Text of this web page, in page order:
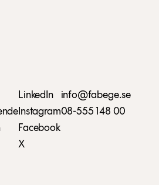
LinkedIn
Instagram
Facebook
X
info@fabege.se
08-555 148 00